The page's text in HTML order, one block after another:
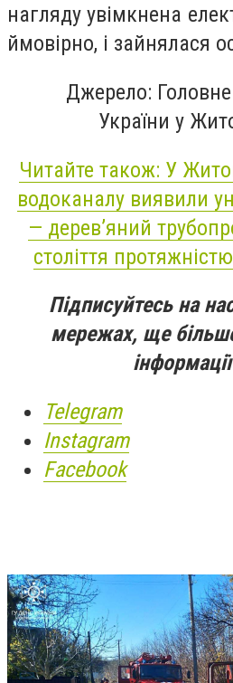
нагляду увімкнена
ймовірно, і зайнялася
Джерело:
України у
Читайте також: У
водоканалу виявили
— дерев’яний
століття
Підписуйтесь на
мережах, ще
Telegram
Instagram
Facebook